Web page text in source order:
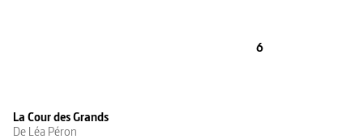
6
La Cour des Grands
De Léa Péron